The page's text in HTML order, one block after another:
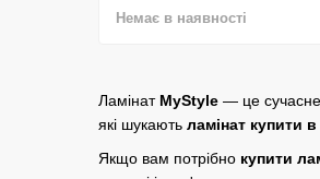
Ламінат MyStyle — це сучасне
які шукають ламінат купити в
Якщо вам потрібно купити
Немає в наявності